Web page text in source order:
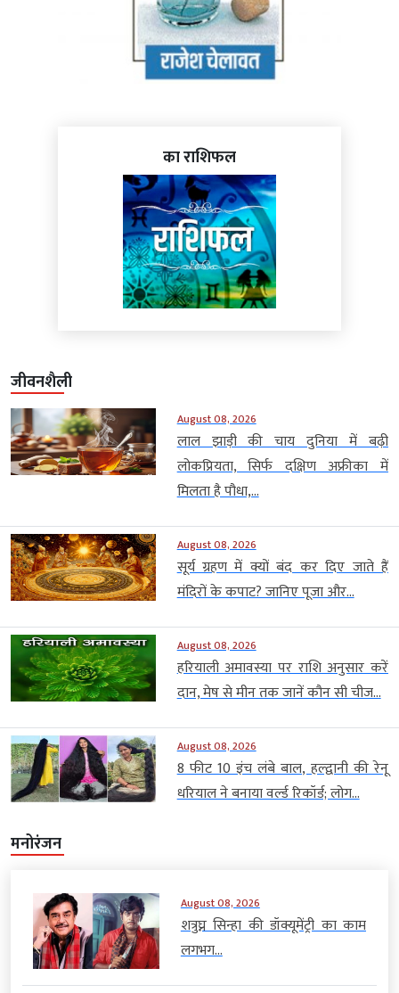
का राशिफल
जीवनशैली
August 08, 2026
लाल झाड़ी की चाय दुनिया में बढ़ी
लोकप्रियता, सिर्फ दक्षिण अफ्रीका में
मिलता है पौधा,...
August 08, 2026
सूर्य ग्रहण में क्यों बंद कर दिए जाते हैं
मंदिरों के कपाट? जानिए पूजा और...
August 08, 2026
हरियाली अमावस्या पर राशि अनुसार करें
दान, मेष से मीन तक जानें कौन सी चीज...
August 08, 2026
8 फीट 10 इंच लंबे बाल, हल्द्वानी की रेनू
धरियाल ने बनाया वर्ल्ड रिकॉर्ड; लोग...
मनोरंजन
August 08, 2026
शत्रुघ्न सिन्हा की डॉक्यूमेंट्री का काम
लगभग...